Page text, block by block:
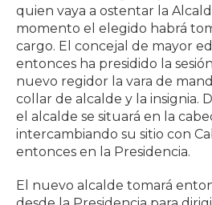
quien vaya a ostentar la
momento el elegido habrá
cargo. El concejal de mayor
entonces ha presidido la
nuevo regidor la vara de
collar de alcalde y la insignia.
el alcalde se situará en la
intercambiando su sitio con
entonces en la Presidencia.
El nuevo alcalde tomará